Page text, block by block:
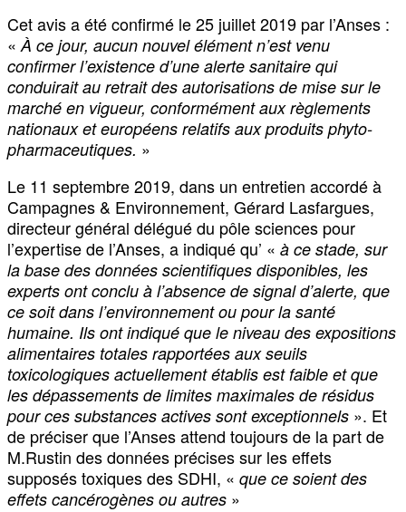
Cet avis a été confirmé le 25 juillet 2019 par l’Anses :
« À ce jour, aucun nouvel élément n’est venu
confirmer l’existence d’une alerte sanitaire qui
conduirait au retrait des autorisations de mise sur le
marché en vigueur, conformément aux règlements
nationaux et européens relatifs aux produits phyto-
pharmaceutiques. »
Le 11 septembre 2019, dans un entretien accordé à
Campagnes & Environnement, Gérard Lasfargues,
directeur général délégué du pôle sciences pour
l’expertise de l’Anses, a indiqué qu’ « à ce stade, sur
la base des données scientifiques disponibles, les
experts ont conclu à l’absence de signal d’alerte, que
ce soit dans l’environnement ou pour la santé
humaine. Ils ont indiqué que le niveau des expositions
alimentaires totales rapportées aux seuils
toxicologiques actuellement établis est faible et que
les dépassements de limites maximales de résidus
pour ces substances actives sont exceptionnels ». Et
de préciser que l’Anses attend toujours de la part de
M.Rustin des données précises sur les effets
supposés toxiques des SDHI, « que ce soient des
effets cancérogènes ou autres »